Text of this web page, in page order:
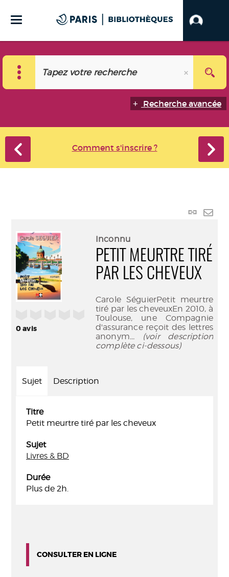
Recherche avancée
Comment s'inscrire ?
Lien
mail
0avis
Inconnu
PETIT MEURTRE TIRÉ
PAR LES CHEVEUX
Carole SéguierPetit meurtre
tiré par les cheveuxEn 2010, à
Toulouse, une Compagnie
d'assurance reçoit des lettres
anonym... (voir description
complète ci-dessous)
Sujet Description
Titre
Petit meurtre tiré par les cheveux
Sujet
Livres & BD
Durée
Plus de 2h.
CONSULTER EN LIGNE